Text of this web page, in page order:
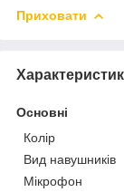
Приховати
Основні
Колір
Вид навушників
Мікрофон